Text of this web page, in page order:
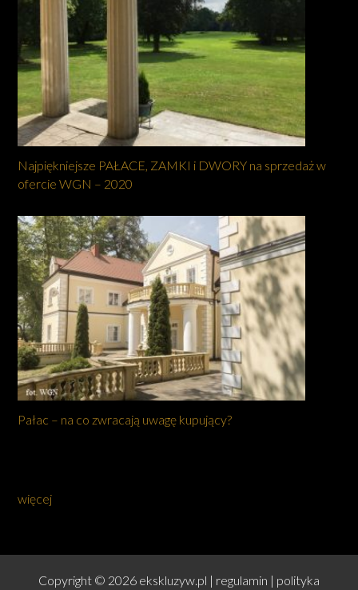
Najpiękniejsze PAŁACE, ZAMKI i DWORY na sprzedaż w
ofercie WGN – 2020
Pałac – na co zwracają uwagę kupujący?
więcej
Copyright © 2026 ekskluzyw.pl | regulamin | polityka